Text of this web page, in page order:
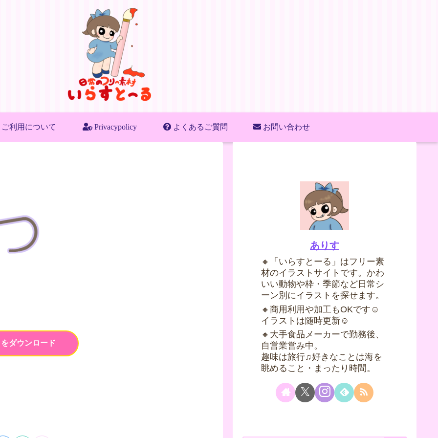
ご利用について Privacypolicy よくあるご質問 お問い合わせ
ダウンロード
ありす
🔸「いらすとーる」はフリー素
材のイラストサイトです。かわ
いい動物や枠・季節など日常シ
ーン別にイラストを探せます。
🔸商用利用や加工もOKです☺
イラストは随時更新☺
🔸大手食品メーカーで勤務後、
自営業営み中。
趣味は旅行♫好きなことは海を
眺めること・まったり時間。